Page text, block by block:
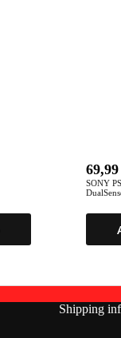
SONY
Shipping